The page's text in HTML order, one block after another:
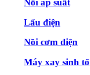
Nồi áp suất
Lẩu điện
Nồi cơm điện
Máy xay sinh tố